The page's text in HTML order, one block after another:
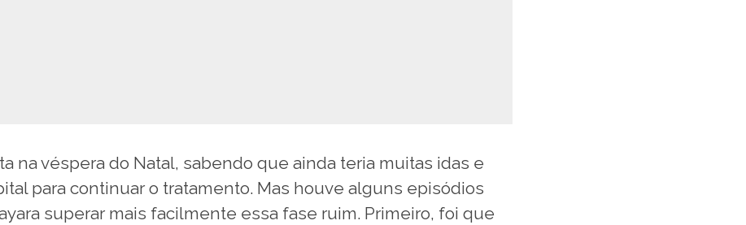
na véspera do Natal, sabendo que ainda teria muitas idas e
para continuar o tratamento. Mas houve alguns episódios
superar mais facilmente essa fase ruim. Primeiro, foi que